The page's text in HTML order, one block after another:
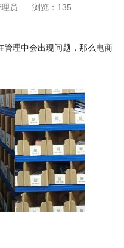
员 浏览： 135
管理中会出现问题，那么电商